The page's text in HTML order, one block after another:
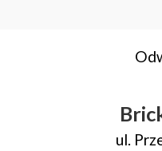
ul.